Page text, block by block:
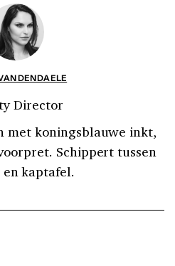
Director
met koningsblauwe inkt,
Schippert tussen
kaptafel.